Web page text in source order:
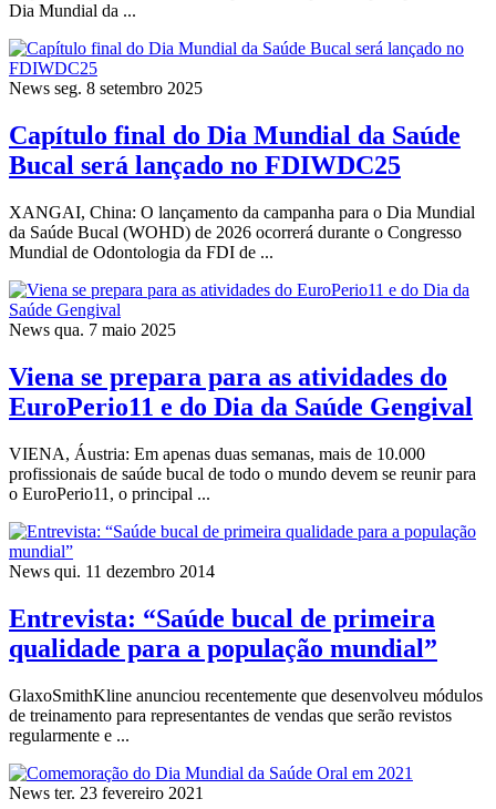
Dia Mundial da ...
News seg. 8 setembro 2025
Capítulo final do Dia Mundial da Saúde
Bucal será lançado no FDIWDC25
XANGAI, China: O lançamento da campanha para o Dia Mundial
da Saúde Bucal (WOHD) de 2026 ocorrerá durante o Congresso
Mundial de Odontologia da FDI de ...
News qua. 7 maio 2025
Viena se prepara para as atividades do
EuroPerio11 e do Dia da Saúde Gengival
VIENA, Áustria: Em apenas duas semanas, mais de 10.000
profissionais de saúde bucal de todo o mundo devem se reunir para
o EuroPerio11, o principal ...
News qui. 11 dezembro 2014
Entrevista: “Saúde bucal de primeira
qualidade para a população mundial”
GlaxoSmithKline anunciou recentemente que desenvolveu módulos
de treinamento para representantes de vendas que serão revistos
regularmente e ...
News ter. 23 fevereiro 2021